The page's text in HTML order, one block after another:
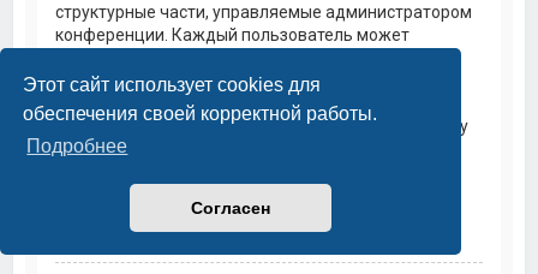
Этот сайт использует cookies для
обеспечения своей корректной работы.
Подробнее
Согласен
структурные части, управляемые администратором
конференции. Каждый пользователь может
могут быть назначены индивидуальные права
доступа. Это облегчает администраторам
назначение прав доступа одновременно большому
количеству пользователей, например, изменение
пользователям доступа к приватным форумам.
Вернуться к началу